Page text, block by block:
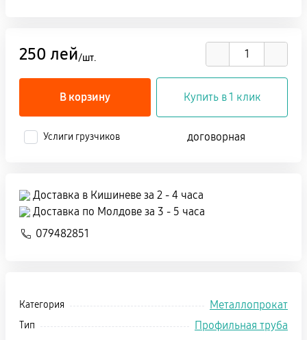
Категория Металлопрокат
Тип Профильная труба
250 лей/шт.
В корзину Купить в 1 клик
Услиги грузчиков договорная
Доставка в Кишиневе за 2 - 4 часа
Доставка по Молдове за 3 - 5 часа
079482851